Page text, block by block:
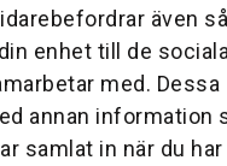
även
enhet till de
med. Dessa
annan information
samlat in när du